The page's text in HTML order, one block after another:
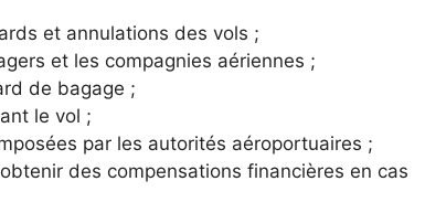
et annulations des vols ;
et les compagnies aériennes ;
de bagage ;
le vol ;
par les autorités aéroportuaires ;
des compensations financières en cas